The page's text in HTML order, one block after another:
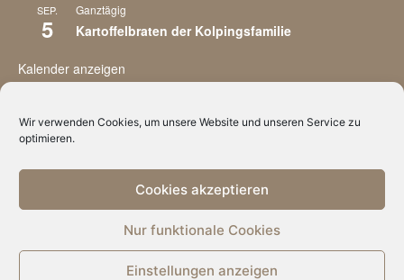
Wir verwenden Cookies, um unsere Website und unseren Service zu
optimieren.
Cookies akzeptieren
Nur funktionale Cookies
Einstellungen anzeigen
SEP.
5
Ganztägig
Kartoffelbraten der Kolpingsfamilie
Kalender anzeigen
Datenschutzvereinbarungen
Cookie-Richtlinie (EU)
Copyright © 2026Züschen